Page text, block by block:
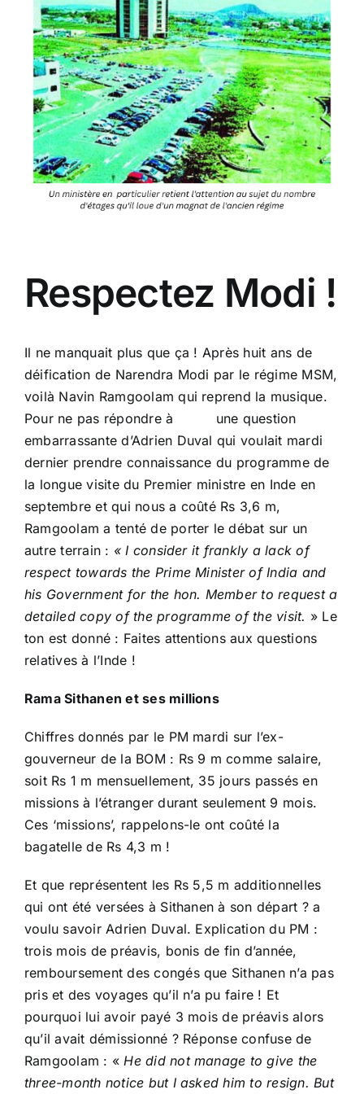
Respectez Modi !
Il ne manquait plus que ça ! Après huit ans de
déification de Narendra Modi par le régime MSM,
voilà Navin Ramgoolam qui reprend la musique.
Pour ne pas répondre à une question
embarrassante d’Adrien Duval qui voulait mardi
dernier prendre connaissance du programme de
la longue visite du Premier ministre en Inde en
septembre et qui nous a coûté Rs 3,6 m,
Ramgoolam a tenté de porter le débat sur un
autre terrain : «I consider it frankly a lack of
respect towards the Prime Minister of India and
his Government for the hon. Member to request a
detailed copy of the programme of the visit. » Le
ton est donné : Faites attentions aux questions
relatives à l’Inde !
Rama Sithanen et ses millions
Chiffres donnés par le PM mardi sur l’ex-
gouverneur de la BOM : Rs 9 m comme salaire,
soit Rs 1 m mensuellement, 35 jours passés en
missions à l’étranger durant seulement 9 mois.
Ces ‘missions’, rappelons-le ont coûté la
bagatelle de Rs 4,3 m !
Et que représentent les Rs 5,5 m additionnelles
qui ont été versées à Sithanen à son départ ? a
voulu savoir Adrien Duval. Explication du PM :
trois mois de préavis, bonis de fin d’année,
remboursement des congés que Sithanen n’a pas
pris et des voyages qu’il n’a pu faire ! Et
pourquoi lui avoir payé 3 mois de préavis alors
qu’il avait démissionné ? Réponse confuse de
Ramgoolam : «He did not manage to give the
three-month notice but I asked him to resign. But